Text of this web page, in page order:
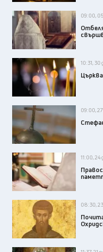
09:00,
10:31, 30
09:00,
11:00, 24
08:30,